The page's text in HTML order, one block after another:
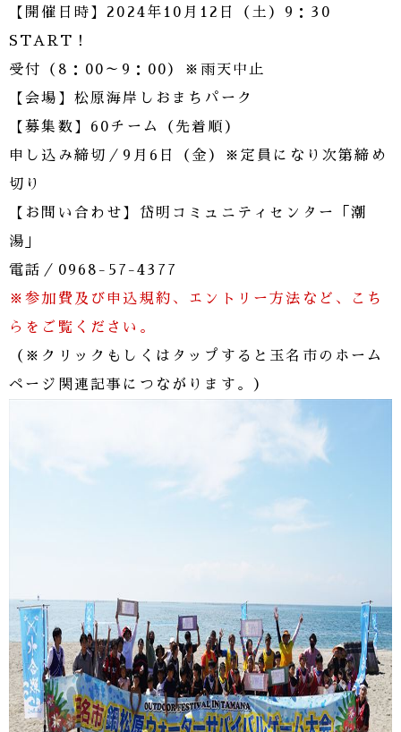
【開催日時】2024年10月12日（土）9：30
START！
受付（8：00～9：00）※雨天中止
【会場】松原海岸しおまちパーク
【募集数】60チーム（先着順）
申し込み締切／9月6日（金）※定員になり次第締め
切り
【お問い合わせ】岱明コミュニティセンター「潮
湯」
電話／0968-57-4377
※参加費及び申込規約、エントリー方法など、こち
らをご覧ください。
（※クリックもしくはタップすると玉名市のホーム
ページ関連記事につながります。）